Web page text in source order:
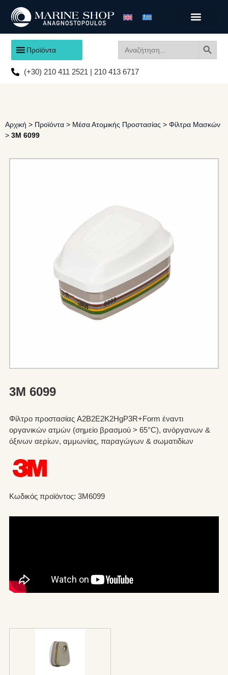
Προϊόντα
for:
(+30) 210 411 2521 | 210 413 6717
Αρχική > Προϊόντα > Μέσα Ατομικής Προστασίας > Φίλτρα Μασκών
> 3M 6099
3M 6099
Φίλτρο προστασίας A2B2E2K2HgP3R+Form έναντι
οργανικών ατμών (σημείο βρασμού > 65°C), ανόργανων &
όξινων αερίων, αμμωνίας, παραγώγων & σωματιδίων
Κωδικός προϊόντος: 3M6099